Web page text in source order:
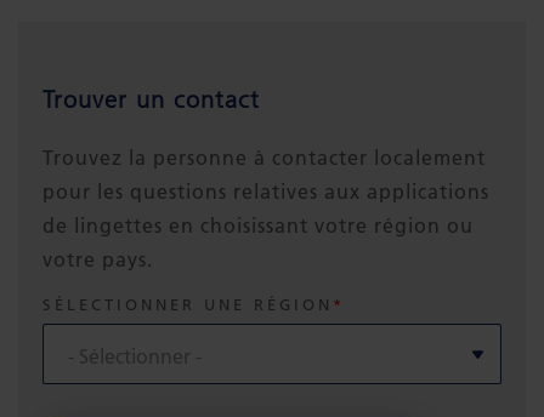
Trouver un contact
Trouvez la personne à contacter localement
pour les questions relatives aux applications
de lingettes en choisissant votre région ou
votre pays.
SÉLECTIONNER UNE RÉGION